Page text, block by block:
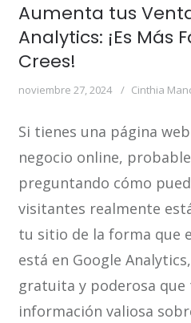
Aumenta tus
Analytics: ¡Es Más
Crees!
noviembre 27, 2024 Cinthia
Si tienes una página
negocio online,
preguntando cómo
visitantes realmente
tu sitio de la forma que
está en Google
gratuita y poderosa
información valiosa